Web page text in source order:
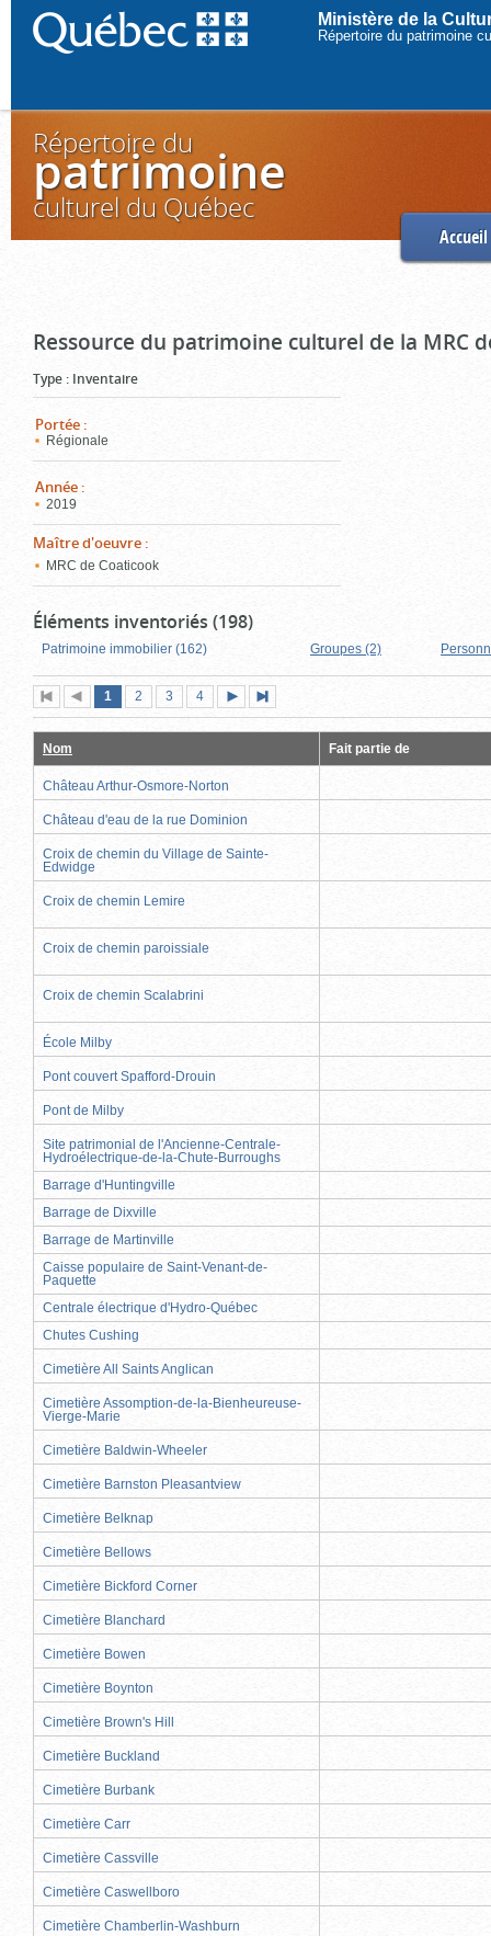
Ministère de la
Répertoire du patrimoine
Répertoire du
patrimoine
culturel du Québec
Accueil
Ressource du patrimoine culturel de la MRC
Type : Inventaire
Portée :
Régionale
Année :
2019
Maître d'oeuvre :
MRC de Coaticook
Éléments inventoriés (198)
Patrimoine immobilier (162) Groupes (2)
Première
page
Page
précédente
Page
1 (page
actuelle)
Page
2 Page
3 Page
4
suivante
page
Nom Fait partie de
Château Arthur-Osmore-Norton
Château d'eau de la rue Dominion
Croix de chemin du Village de Sainte-
Edwidge
Croix de chemin Lemire
Croix de chemin paroissiale
Croix de chemin Scalabrini
École Milby
Pont couvert Spafford-Drouin
Pont de Milby
Site patrimonial de l'Ancienne-Centrale-
Hydroélectrique-de-la-Chute-Burroughs
Barrage d'Huntingville
Barrage de Dixville
Barrage de Martinville
Caisse populaire de Saint-Venant-de-
Paquette
Centrale électrique d'Hydro-Québec
Chutes Cushing
Cimetière All Saints Anglican
Cimetière Assomption-de-la-Bienheureuse-
Vierge-Marie
Cimetière Baldwin-Wheeler
Cimetière Barnston Pleasantview
Cimetière Belknap
Cimetière Bellows
Cimetière Bickford Corner
Cimetière Blanchard
Cimetière Bowen
Cimetière Boynton
Cimetière Brown's Hill
Cimetière Buckland
Cimetière Burbank
Cimetière Carr
Cimetière Cassville
Cimetière Caswellboro
Cimetière Chamberlin-Washburn